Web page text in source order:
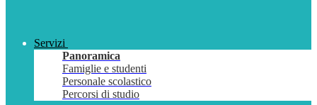
Servizi
Panoramica
Famiglie e studenti
Personale scolastico
Percorsi di studio